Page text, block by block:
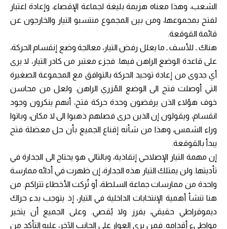
الشعب، وهذا معناه هزيمة بليغة لجماعة الإقصاء، وإعادة اعتبار
لفتح بمجموعها، ومن بين المجموع منتسبو التيار والخارجون عن
قائمة القوقعة.
هناك ـ للأسف ـ ما يعلل رفض التيار، معالجة وضع إنقسام الحركة،
على قاعدة الوضع الراهن فيها. فجزء معتبر من كادر التيار، لا يرى
أي جدوى من إعادة توحيد الحركة بالتوافق مع المجموعة الصغيرة
التي أوصلت فتح الى الوضع المُزري الراهن. ولعل من محاسن
خوف هؤلاء الذن يرفضون وحدة حركة فتح، أنهم ينكرون وجود
انقسام، ويقولون إن الذين جرى فصلهم ذهبوا الى لا مكان، وباتوا
وراء الشمس، وهذا من شأنه إقناع الجميع بأن حل معضلة فتح
يبدأ بالقوقعة.
إن مهمة التيار الإصلاحي إنقاذية، وبالتالي هو يحتاج الى الجدارة في
تأديتها. ولن يمتلك التيار هذه الجدارة، إن ظهرت في أدائه ممارسة
واحدة من ممارسات جماعة السلطة، أو تُركت الأخطاء تتراكم. من
هنا تنشأ أهمية الإنتخابات الداخلية في التيار، إذ يتوجب بدء حراك
ديموقراطي حقيقي، يفرز ولا يُقصي. وعلى الجميع أن يتخير
مواطيء أقدامه. فمن يرى العوار على الجانب الآخر، عليه التأكد من